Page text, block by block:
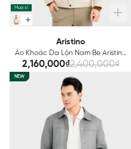
Mua sỉ
Aristino
Áo Khoác Da Lộn Nam Be Aristino
Regular Fit AJK006EDP01
2,160,000₫2,400,000₫
NEW